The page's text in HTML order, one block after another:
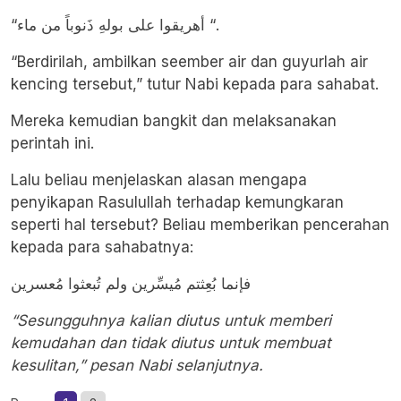
“أهريقوا على بولهِ ذَنوباً من ماء “.
“Berdirilah, ambilkan seember air dan guyurlah air
kencing tersebut,” tutur Nabi kepada para sahabat.
Mereka kemudian bangkit dan melaksanakan
perintah ini.
Lalu beliau menjelaskan alasan mengapa
penyikapan Rasulullah terhadap kemungkaran
seperti hal tersebut? Beliau memberikan pencerahan
kepada para sahabatnya:
فإنما بُعِثتم مُيسِّرين ولم تُبعثوا مُعسرين
“Sesungguhnya kalian diutus untuk memberi
kemudahan dan tidak diutus untuk membuat
kesulitan,” pesan Nabi selanjutnya.